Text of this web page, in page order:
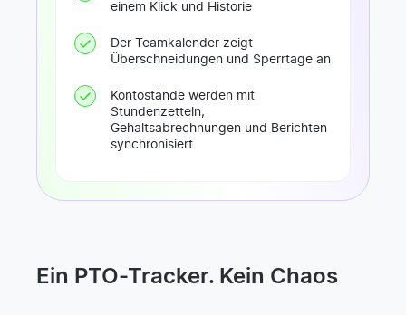
einem Klick und Historie
Der Teamkalender zeigt
Überschneidungen und Sperrtage an
Kontostände werden mit
Stundenzetteln,
Gehaltsabrechnungen und Berichten
synchronisiert
Ein PTO-Tracker. Kein Chaos